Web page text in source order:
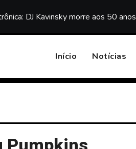
DJ Kavinsky morre aos 50 anos
Início Notícias